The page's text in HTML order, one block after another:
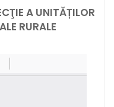
A UNITĂȚILOR
RURALE